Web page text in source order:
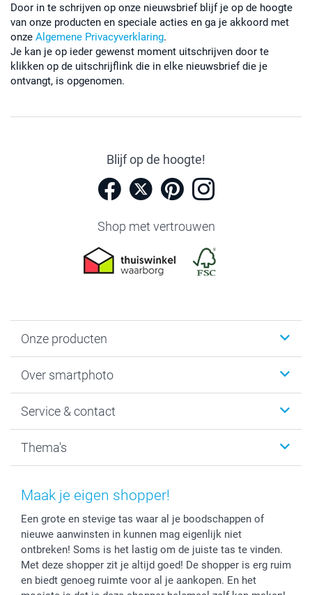
Door in te schrijven op onze nieuwsbrief blijf je op de hoogte
van onze producten en speciale acties en ga je akkoord met
onze Algemene Privacyverklaring.
Je kan je op ieder gewenst moment uitschrijven door te
klikken op de uitschrijflink die in elke nieuwsbrief die je
ontvangt, is opgenomen.
Blijf op de hoogte!
Shop met vertrouwen
Onze producten
Fotoboeken
Fotocadeaus
Kaarten
Over smartphoto
Vacatures
Bestelproces
Herroepingsrecht
Cookiebeleid
Reviews
Prijslijst
Investor Relations
Service & contact
Tevredenheidsgarantie
Mijn orderstatus
smartbonus
smartfriends
service@smartphoto.nl
Affiliate partnerprogramma
Partnerships
Thema's
Baby
Moederdag
Vaderdag
Huwelijk
Maak je eigen shopper!
Een grote en stevige tas waar al je boodschappen of
nieuwe aanwinsten in kunnen mag eigenlijk niet
ontbreken! Soms is het lastig om de juiste tas te vinden.
Met deze shopper zit je altijd goed! De shopper is erg ruim
en biedt genoeg ruimte voor al je aankopen. En het